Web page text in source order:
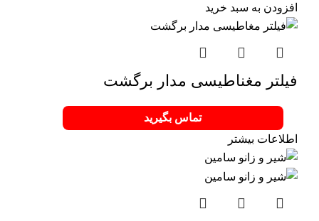
افزودن به سبد خرید
فیلتر مغناطیسی مدار برگشت
تماس بگیرید
اطلاعات بیشتر